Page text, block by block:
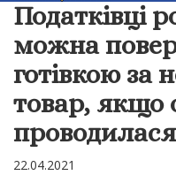
Податківці
можна
готівкою за
товар, якщо
22.04.2021